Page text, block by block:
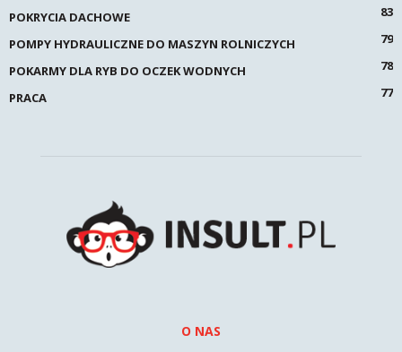
POKRYCIA DACHOWE
83
POMPY HYDRAULICZNE DO MASZYN ROLNICZYCH
79
POKARMY DLA RYB DO OCZEK WODNYCH
78
PRACA
77
O NAS